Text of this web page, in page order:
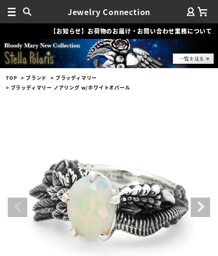
Jewelry Connection
【お知らせ】お荷物のお届け・お問い合わせ業務について
TOP ブランド
ブラッディマリー
ブラッディマリー ノアリング w/ホワイトオパール